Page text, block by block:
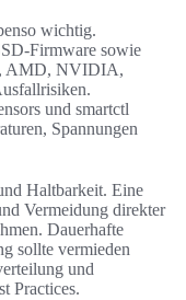
wichtig.
Firmware sowie
AMD, NVIDIA,
und smartctl
Spannungen
Haltbarkeit. Eine
Vermeidung direkter
Dauerhafte
sollte vermieden
und
Practices.